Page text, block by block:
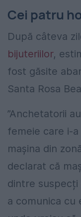
Cei patru
După câteva
bijuteriilor,
fost găsite
Santa Rosa
”Anchetatorii
femeie care i-
mașina din
declarat că
dintre
a comunica cu